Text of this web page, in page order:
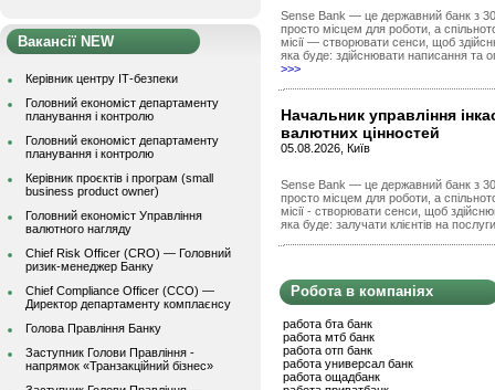
Вакансії NEW
Керівник центру ІТ-безпеки
Головний економіст департаменту
планування і контролю
Головний економіст департаменту
планування і контролю
Керівник проєктів і програм (small
business product owner)
Головний економіст Управління
валютного нагляду
Chief Risk Officer (CRO) — Головний
ризик-менеджер Банку
Chief Compliance Officer (CCO) —
Директор департаменту комплаєнсу
Голова Правління Банку
Заступник Голови Правління -
напрямок «Транзакційний бізнес»
Sense Bank — це державний банк з
просто місцем для роботи, а
місії — створювати сенси, щоб
яка буде: здійснювати написання та
>>>
Начальник управління
валютних цінностей
05.08.2026, Київ
Sense Bank — це державний банк з
просто місцем для роботи, а
місії - створювати сенси, щоб
яка буде: залучати клієнтів на
Робота в компаніях
работа бта банк
работа мтб банк
работа отп банк
работа универсал банк
работа ощадбанк